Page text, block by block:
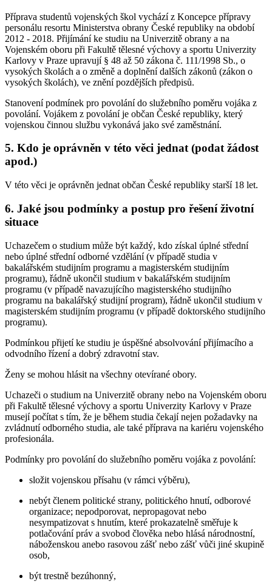
Příprava studentů vojenských škol vychází z Koncepce přípravy
personálu resortu Ministerstva obrany České republiky na období
2012 - 2018. Přijímání ke studiu na Univerzitě obrany a na
Vojenském oboru při Fakultě tělesné výchovy a sportu Univerzity
Karlovy v Praze upravují § 48 až 50 zákona č. 111/1998 Sb., o
vysokých školách a o změně a doplnění dalších zákonů (zákon o
vysokých školách), ve znění pozdějších předpisů.
Stanovení podmínek pro povolání do služebního poměru vojáka z
povolání. Vojákem z povolání je občan České republiky, který
vojenskou činnou službu vykonává jako své zaměstnání.
5. Kdo je oprávněn v této věci jednat (podat žádost
apod.)
V této věci je oprávněn jednat občan České republiky starší 18 let.
6. Jaké jsou podmínky a postup pro řešení životní
situace
Uchazečem o studium může být každý, kdo získal úplné střední
nebo úplné střední odborné vzdělání (v případě studia v
bakalářském studijním programu a magisterském studijním
programu), řádně ukončil studium v bakalářském studijním
programu (v případě navazujícího magisterského studijního
programu na bakalářský studijní program), řádně ukončil studium v
magisterském studijním programu (v případě doktorského studijního
programu).
Podmínkou přijetí ke studiu je úspěšné absolvování přijímacího a
odvodního řízení a dobrý zdravotní stav.
Ženy se mohou hlásit na všechny otevírané obory.
Uchazeči o studium na Univerzitě obrany nebo na Vojenském oboru
při Fakultě tělesné výchovy a sportu Univerzity Karlovy v Praze
musejí počítat s tím, že je během studia čekají nejen požadavky na
zvládnutí odborného studia, ale také příprava na kariéru vojenského
profesionála.
Podmínky pro povolání do služebního poměru vojáka z povolání:
složit vojenskou přísahu (v rámci výběru),
nebýt členem politické strany, politického hnutí, odborové
organizace; nepodporovat, nepropagovat nebo
nesympatizovat s hnutím, které prokazatelně směřuje k
potlačování práv a svobod člověka nebo hlásá národnostní,
náboženskou anebo rasovou zášť nebo zášť vůči jiné skupině
osob,
být trestně bezúhonný,